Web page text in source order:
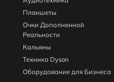
Планшеты
Очки Дополненной
Реальности
Кальяны
Техника Dyson
Оборудование для Бизнеса